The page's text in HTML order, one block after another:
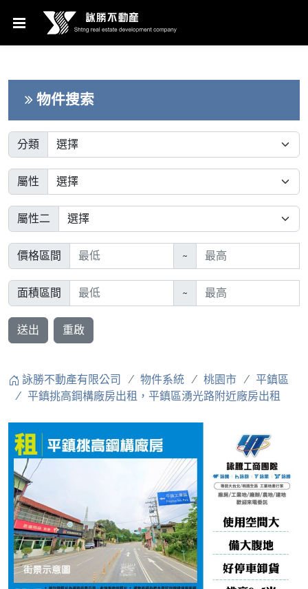
物件搜索
分類
屬性
屬性二
價格區間 ~
面積區間 ~
送出 重啟
詠勝不動產有限公司 物件系統 桃園市
平鎮區
平鎮挑高鋼構廠房出租，平鎮區湧光路附近廠房出租